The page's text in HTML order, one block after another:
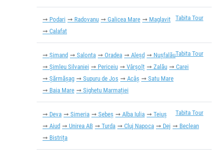
Tabita Tour
Podari Radovanu Galicea Mare
Maglavit
Calafat
Tabita Tour
Șimand Salonta Oradea Aleșd
Nușfalău
Șimleu Silvaniei
Periceiu Vârșolț Zalău
Carei
Șărmășag
Supuru de Jos Acâș
Satu Mare
Baia Mare
Sighetu Marmației
Tabita Tour
Deva Simeria Sebeș Alba Iulia
Teiuș
Aiud
Unirea AB Turda Cluj Napoca Dej
Beclean
Bistrița